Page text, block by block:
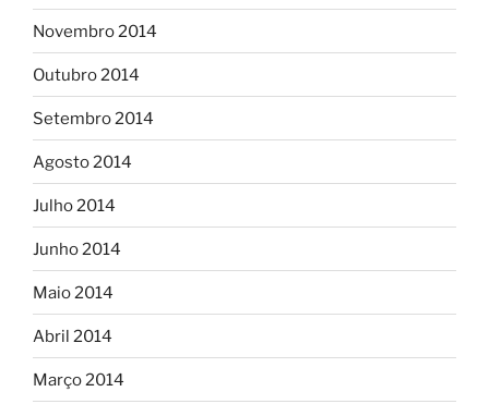
Novembro 2014
Outubro 2014
Setembro 2014
Agosto 2014
Julho 2014
Junho 2014
Maio 2014
Abril 2014
Março 2014